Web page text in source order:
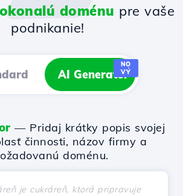
doménu pre vaše
podnikanie!
AI Generator
NO
VÝ
— Pridaj krátky popis svojej
činnosti, názov firmy a
doménu.